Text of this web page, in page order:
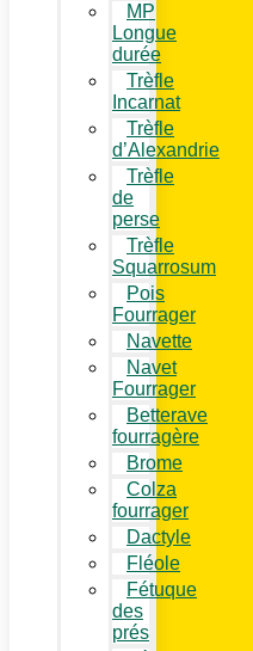
MP
Longue
durée
Trèfle
Incarnat
Trèfle
d’Alexandrie
Trèfle
de
perse
Trèfle
Squarrosum
Pois
Fourrager
Navette
Navet
Fourrager
Betterave
fourragère
Brome
Colza
fourrager
Dactyle
Fléole
Fétuque
des
prés